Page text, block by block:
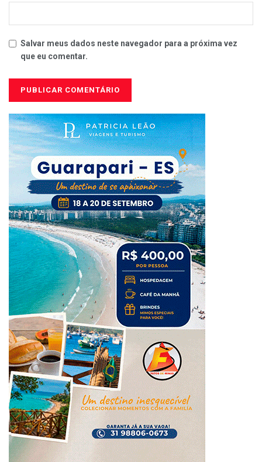
Salvar meus dados neste navegador para a próxima vez
que eu comentar.